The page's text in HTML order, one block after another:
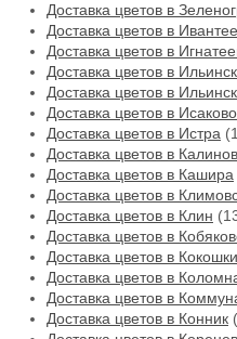
Доставка цветов в
Доставка цветов в
Доставка цветов в
Доставка цветов в
Доставка цветов в
Доставка цветов в Исаково
Доставка цветов в Истра
Доставка цветов в
Доставка цветов в Кашира
Доставка цветов в
Доставка цветов в Клин
Доставка цветов в
Доставка цветов в
Доставка цветов в
Доставка цветов в
Доставка цветов в Конник